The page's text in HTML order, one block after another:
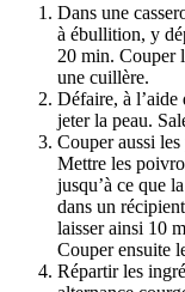
Dans une
à ébullition, y
20 min. Couper
une cuillère.
Défaire, à l’aide
jeter la peau.
Couper aussi
Mettre les
jusqu’à ce que
dans un
laisser ainsi 10
Couper ensuite
Répartir les